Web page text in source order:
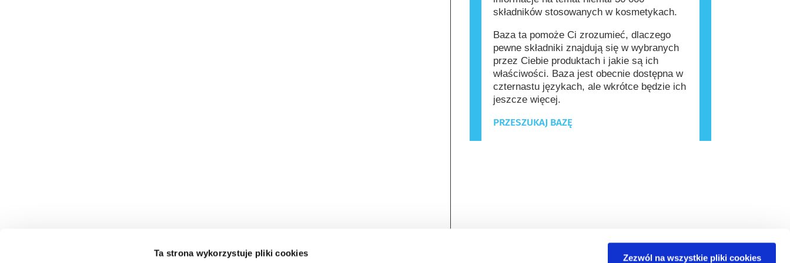
Ta strona wykorzystuje pliki cookies Zezwól na wszystkie pliki cookies
składników stosowanych w kosmetykach.
Baza ta pomoże Ci zrozumieć, dlaczego
pewne składniki znajdują się w wybranych
przez Ciebie produktach i jakie są ich
właściwości. Baza jest obecnie dostępna w
czternastu językach, ale wkrótce będzie ich
jeszcze więcej.
PRZESZUKAJ BAZĘ